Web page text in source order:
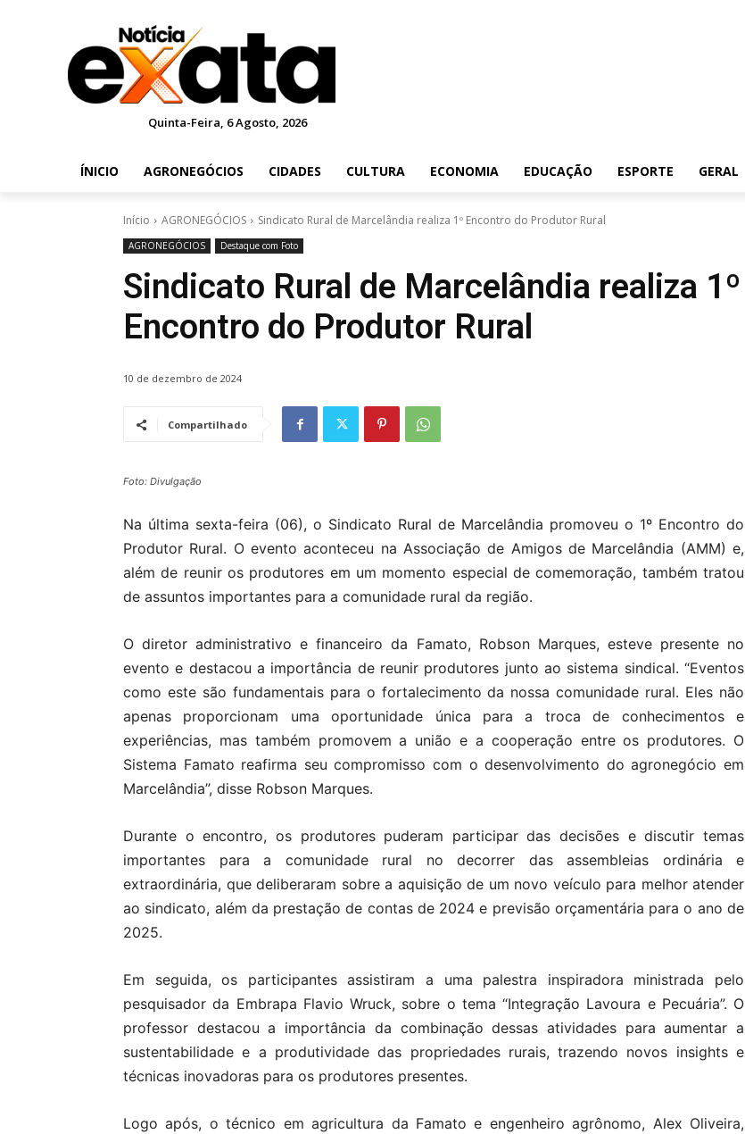
Quinta-Feira, 6 Agosto, 2026
ÍNICIO AGRONEGÓCIOS CIDADES CULTURA ECONOMIA EDUCAÇÃO ESPORTE GERAL
Início AGRONEGÓCIOS Sindicato Rural de Marcelândia realiza 1º Encontro do Produtor Rural
AGRONEGÓCIOS Destaque com Foto
Sindicato Rural de Marcelândia realiza 1º
Encontro do Produtor Rural
10 de dezembro de 2024
Compartilhado
Foto: Divulgação
Na última sexta-feira (06), o Sindicato Rural de Marcelândia promoveu o 1º Encontro do
Produtor Rural. O evento aconteceu na Associação de Amigos de Marcelândia (AMM) e,
além de reunir os produtores em um momento especial de comemoração, também tratou
de assuntos importantes para a comunidade rural da região.
O diretor administrativo e financeiro da Famato, Robson Marques, esteve presente no
evento e destacou a importância de reunir produtores junto ao sistema sindical. “Eventos
como este são fundamentais para o fortalecimento da nossa comunidade rural. Eles não
apenas proporcionam uma oportunidade única para a troca de conhecimentos e
experiências, mas também promovem a união e a cooperação entre os produtores. O
Sistema Famato reafirma seu compromisso com o desenvolvimento do agronegócio em
Marcelândia”, disse Robson Marques.
Durante o encontro, os produtores puderam participar das decisões e discutir temas
importantes para a comunidade rural no decorrer das assembleias ordinária e
extraordinária, que deliberaram sobre a aquisição de um novo veículo para melhor atender
ao sindicato, além da prestação de contas de 2024 e previsão orçamentária para o ano de
2025.
Em seguida, os participantes assistiram a uma palestra inspiradora ministrada pelo
pesquisador da Embrapa Flavio Wruck, sobre o tema “Integração Lavoura e Pecuária”. O
professor destacou a importância da combinação dessas atividades para aumentar a
sustentabilidade e a produtividade das propriedades rurais, trazendo novos insights e
técnicas inovadoras para os produtores presentes.
Logo após, o técnico em agricultura da Famato e engenheiro agrônomo, Alex Oliveira,